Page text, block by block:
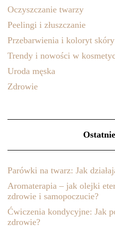
Oczyszczanie twarzy
Peelingi i złuszczanie
Przebarwienia i koloryt skóry
Trendy i nowości w
Uroda męska
Zdrowie
Parówki na twarz: Jak
Aromaterapia – jak olejki
zdrowie i samopoczucie?
Ćwiczenia kondycyjne: Jak
zdrowie?